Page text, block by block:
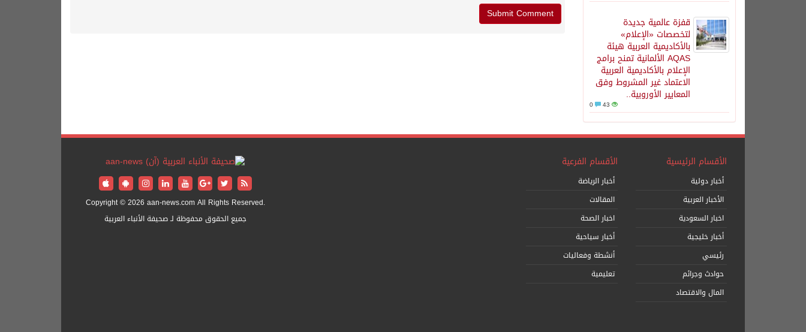
قفزة عالمية جديدة
لتخصصات «الإعلام»
بالأكاديمية العربية هيئة
AQAS الألمانية تمنح برامج
الإعلام بالأكاديمية العربية
الاعتماد غير المشروط وفق
المعايير الأوروبية..
43
الأقسام الرئيسية
أخبار دولية
الأخبار العربية
اخبار السعودية
أخبار خليجية
رئيسي
حوادث وجرائم
المال والاقتصاد
الأقسام الفرعية
أخبار الرياضة
المقالات
اخبار الصحة
أخبار سياحية
أنشطة وفعاليات
تعليمية
Copyright © 2026 aan-news.com All Rights Reserved.
جميع الحقوق محفوظة لـ صحيفة الأنباء العربية